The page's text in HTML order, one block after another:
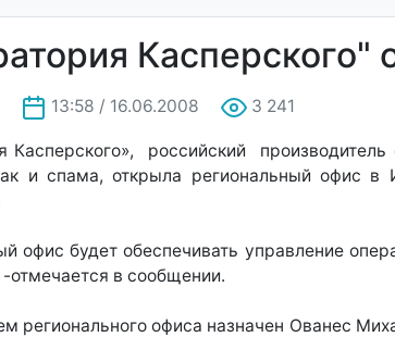
13:58 / 16.06.2008 3 241
Касперского», российский
и спама, открыла региональный офис
офис будет обеспечивать управление
-отмечается в сообщении.
регионального офиса назначен Ованес